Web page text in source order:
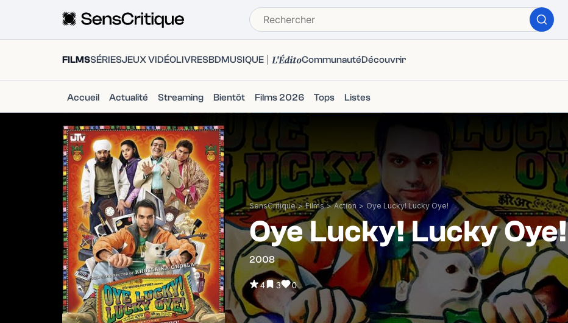
FILMSSÉRIESJEUX VIDÉOLIVRESBDMUSIQUE L'ÉditoCommunautéDécouvrir
Accueil Actualité Streaming Bientôt Films 2026 Tops Listes
SensCritique > Films > Action > Oye Lucky! Lucky Oye!
Oye Lucky! Lucky Oye!
2008
4 3 0